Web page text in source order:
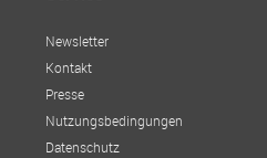
Newsletter
Kontakt
Presse
Nutzungsbedingungen
Datenschutz